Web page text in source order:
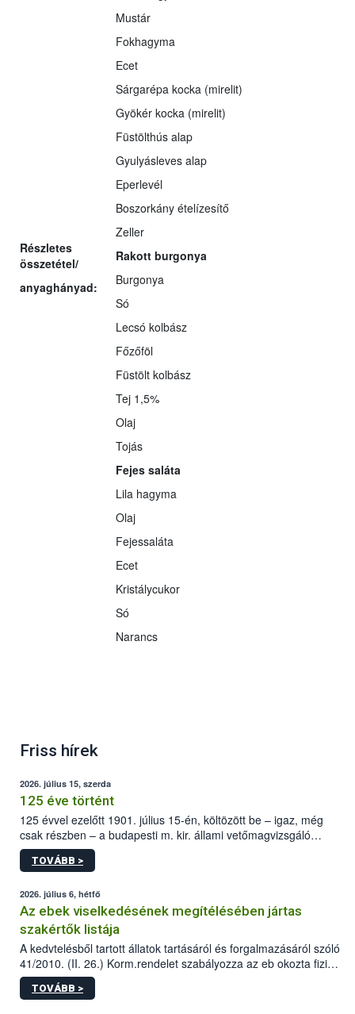
Részletes
összetétel/
anyaghányad:
Mustár
Fokhagyma
Ecet
Sárgarépa kocka (mirelit)
Gyökér kocka (mirelit)
Füstölthús alap
Gyulyásleves alap
Eperlevél
Boszorkány ételízesítő
Zeller
Rakott burgonya
Burgonya
Só
Lecsó kolbász
Főzőföl
Füstölt kolbász
Tej 1,5%
Olaj
Tojás
Fejes saláta
Lila hagyma
Olaj
Fejessaláta
Ecet
Kristálycukor
Só
Narancs
Friss hírek
2026. július 15, szerda
125 éve történt
125 évvel ezelőtt 1901. július 15-én, költözött be – igaz, még
csak részben – a budapesti m. kir. állami vetőmagvizsgáló
állomás a Kis Rókus utca 15. szám alatti, Czigler Győző által
tervezett új épületébe.
TOVÁBB >
2026. július 6, hétfő
Az ebek viselkedésének megítélésében jártas
szakértők listája
A kedvtelésből tartott állatok tartásáról és forgalmazásáról szóló
41/2010. (II. 26.) Korm.rendelet szabályozza az eb okozta fizikai
sérülés, illetve ennek veszélye keletkezésekor felmerülő
hatósági feladatokat, valamint a veszélyes eb tartását és annak
TOVÁBB >